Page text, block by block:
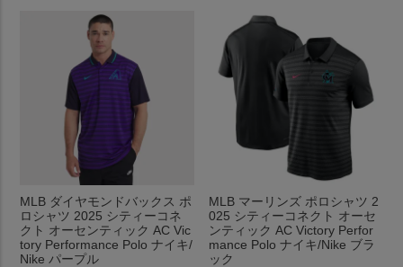
MLB ダイヤモンドバックス ポ
ロシャツ 2025 シティーコネ
クト オーセンティック AC Vic
tory Performance Polo ナイキ/
Nike パープル
MLB マーリンズ ポロシャツ 2
025 シティーコネクト オーセ
ンティック AC Victory Perfor
mance Polo ナイキ/Nike ブラ
ック